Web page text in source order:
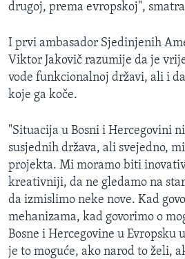
drugoj, prema evropskoj",
I prvi ambasador Sjedinjenih
Viktor Jakovič razumije da je
vode funkcionalnoj državi, ali i
koje ga koče.
"Situacija u Bosni i Hercegovini
susjednih država, ali svejedno,
projekta. Mi moramo biti
kreativniji, da ne gledamo na
da izmislimo neke nove. Kad
mehanizama, kad govorimo o
Bosne i Hercegovine u Evropsku
je to moguće, ako narod to želi,